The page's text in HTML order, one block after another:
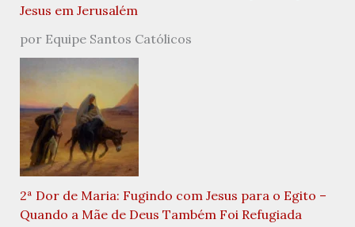
Jesus em Jerusalém
por Equipe Santos Católicos
2ª Dor de Maria: Fugindo com Jesus para o Egito –
Quando a Mãe de Deus Também Foi Refugiada